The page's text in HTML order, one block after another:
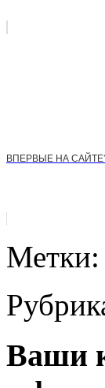
ВПЕРВЫЕ НА
Метки:
Ваши